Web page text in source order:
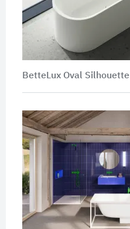
BetteLux Oval Silhouette